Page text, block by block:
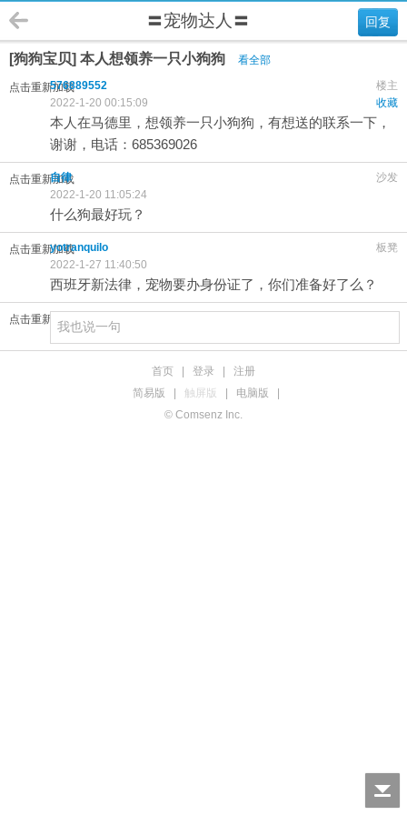
回复
〓宠物达人〓
[狗狗宝贝] 本人想领养一只小狗狗 看全部
点击重新加载 楼主
576889552
收藏
2022-1-20 00:15:09
本人在马德里，想领养一只小狗狗，有想送的联系一下，
谢谢，电话：685369026
点击重新加载 沙发
自律
2022-1-20 11:05:24
什么狗最好玩？
点击重新加载 板凳
yotranquilo
2022-1-27 11:40:50
西班牙新法律，宠物要办身份证了，你们准备好了么？
点击重新加载
首页 登录
注册
简易版
触屏版 电脑版
© Comsenz Inc.